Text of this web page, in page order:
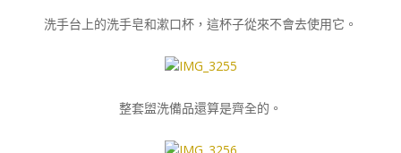
洗手台上的洗手皂和漱口杯，這杯子從來不會去使用它。
整套盥洗備品還算是齊全的。